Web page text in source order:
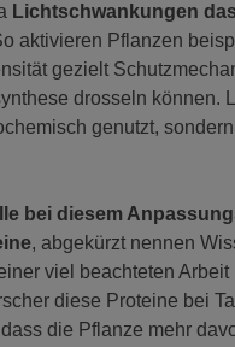
Lichtschwankungen
aktivieren Pflanzen
gezielt
drosseln können.
genutzt,
bei diesem
, abgekürzt nennen
viel beachteten Arbeit
diese Proteine bei
die Pflanze mehr